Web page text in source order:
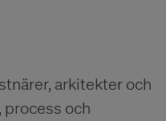
arkitekter och
och